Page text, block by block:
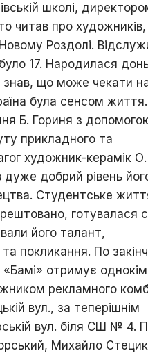
Хто
є
хто
/
Ходорівський
слід
Доля
заробітчанська
Зустрічі
даровані
долею
Люби
і
знай
рідний
край
Ходорів’яни
в
світах
школі,
читав про художників,
Роздолі.
17. Народилася
знав, що може чекати
була сенсом життя.
Б. Гориня з
прикладного та
художник-керамік О.
дуже добрий рівень
Студентське
готувалася
його талант,
покликання. По
отримує
рекламного
вул., за теперішнім
вул. біля СШ № 4.
Михайло